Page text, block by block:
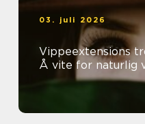
03. juli 2026
Vippeextensions
Å vite for naturlig